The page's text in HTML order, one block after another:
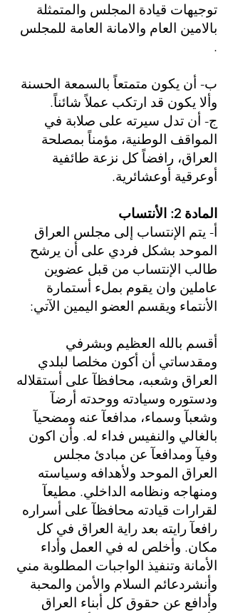
توجيهات قيادة المجلس والمتمثلة
بالامين العام والامانة العامة للمجلس
.
ب- أن يكون متمتعاً بالسمعة الحسنة
وألا يكون قد ارتكب عملاً شائناً.
ج- أن تدل سيرته على صلابة في
المواقف الوطنية، مؤمناً بمصلحة
العراق، رافضاً كل نزعة طائفية
أوعرقية أوعشائرية.
المادة 2: الأنتساب
أ- يتم الإنتساب إلى مجلس العراق
الموحد بشكل فردي على أن يرشح
طالب الإنتساب من قبل عضوين
عاملين وان يقوم بملء أستمارة
الأنتماء ويقسم العضو اليمين الآتي:
أقسم بالله العظيم وبشرفي
ومقدساتي أن أكون مخلصا لبلدي
العراق وشعبه، محافظآ على أستقلاله
ودستوره وسيادته ووحدته أرضآ
وشعبآ وسماء، مدافعآ عنه ومضحيآ
بالغالي والنفيس فداء له. وأن اكون
وفيآ ومدافعآ عن مبادئ مجلس
العراق الموحد ولأهدافه وسياسته
ومنهاجه ونظامه الداخلي. مطيعآ
لقرارات قيادته محافظآ على أسراره
رافعآ رايته بعد راية العراق في كل
مكان. وأخلص له في العمل وأداء
الأمانة وتنفيذ الواجبات المطلوبة مني
وأنشردعائم السلام والأمن والمحبة
وأدافع عن حقوق كل أبناء العراق